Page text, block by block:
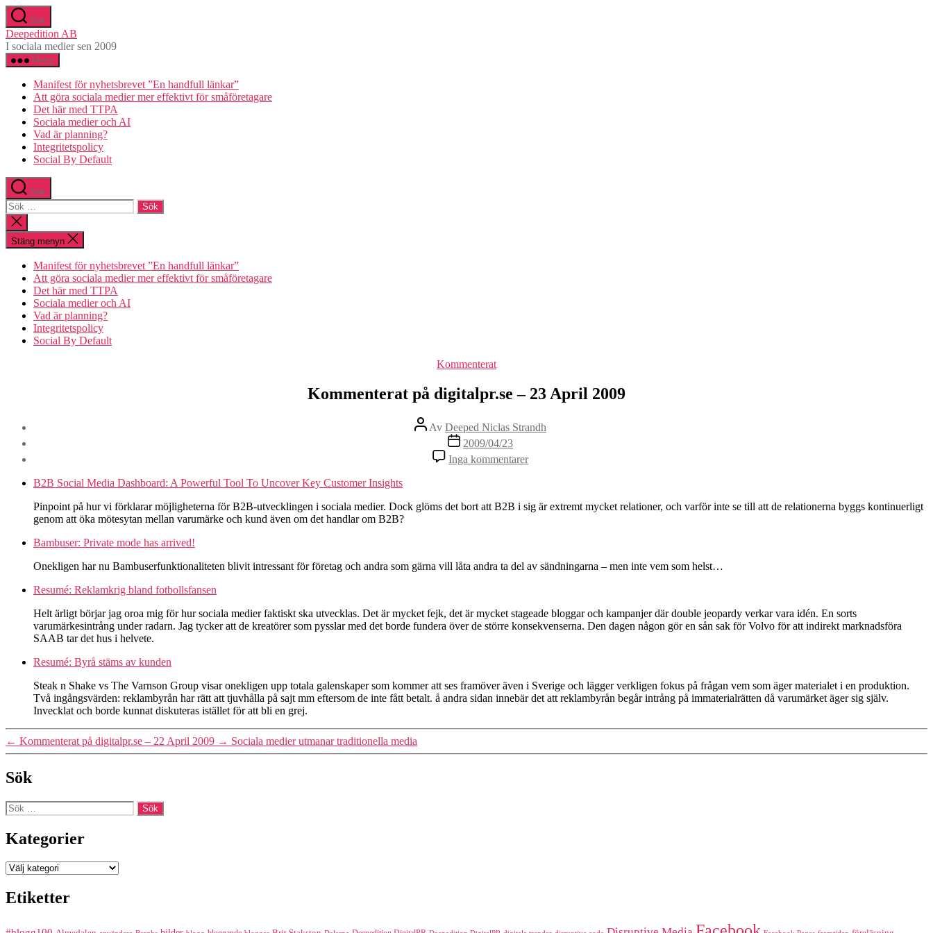
Hoppa
till
innehåll
Sök
Deepedition AB
I sociala medier sen 2009
Meny
Manifest för nyhetsbrevet ”En handfull länkar”
Att göra sociala medier mer effektivt för småföretagare
Det här med TTPA
Sociala medier och AI
Vad är planning?
Integritetspolicy
Social By Default
Sök
Sök
efter:
Stäng
sökningen
Stäng menyn
Manifest för nyhetsbrevet ”En handfull länkar”
Att göra sociala medier mer effektivt för småföretagare
Det här med TTPA
Sociala medier och AI
Vad är planning?
Integritetspolicy
Social By Default
Kategorier
Kommenterat
Kommenterat på digitalpr.se – 23 April 2009
Inläggsförfattare
Av Deeped Niclas Strandh
Inläggsdatum
2009/04/23
Inga kommentarertill
Kommenterat
–
B2B Social Media Dashboard: A Powerful Tool To Uncover Key Customer Insights
Pinpoint på hur vi förklarar möjligheterna för B2B-utvecklingen i sociala medier. Dock glöms det bort att B2B i sig är extremt mycket relationer, och varför inte se till att de relationerna byggs kontinuerligt
genom att öka mötesytan mellan varumärke och kund även om det handlar om B2B?
Bambuser: Private mode has arrived!
Onekligen har nu Bambuserfunktionaliteten blivit intressant för företag och andra som gärna vill låta andra ta del av sändningarna – men inte vem som helst…
Resumé: Reklamkrig bland fotbollsfansen
Helt ärligt börjar jag oroa mig för hur sociala medier faktiskt ska utvecklas. Det är mycket fejk, det är mycket stageade bloggar och kampanjer där double jeopardy verkar vara idén. En sorts
varumärkesintrång under radarn. Jag tycker att de kreatörer som pysslar med det borde fundera över de större konsekvenserna. Den dagen någon gör en sån sak för Volvo för att indirekt marknadsföra
SAAB tar det hus i helvete.
Resumé: Byrå stäms av kunden
Steak n Shake vs The Varnson Group visar onekligen upp totala galenskaper som kommer att ses framöver även i Sverige och lägger verkligen fokus på frågan vem som äger materialet i en produktion.
Två ingångsvärden: reklambyrån har rätt att tjuvhålla på sajt mm eftersom de inte fått betalt. å andra sidan innebär det att reklambyrån begår intrång på immaterialrätten då varumärket äger sig själv.
Invecklat och borde kunnat diskuteras istället för att bli en grej.
← Kommenterat på digitalpr.se – 22 April 2009 → Sociala medier utmanar traditionella media
Sök
Sök
efter:
Kategorier
Kategorier
Etiketter